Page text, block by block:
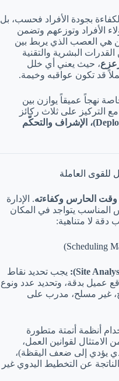
بجودة الأفراد فحسب، بل
الأفراد وتوزعهم وتضمن
هي العصب الذي يربط بين
القدرات البشرية والتقنية
، حيث يعني أي خلل
قد تكون عواقبه وخيمة.
نهجاً عميقاً يوازن بين
التركيز على ثلاث ركائز
التوزيع الأمثل للموارد (Deployment)، الإشراف والتحكّم
للقوى العاملة
وقت الحارس وكفاءته. الإدارة
المناسب يتواجد في المكان
دقة لا متناهية:
يجب تحديد نقاط
عميل بدقة، وتحديد عدد ونوع
غير مسلح، مدرب على
أنظمة أتمتة متطورة
الامتثال لقوانين العمل،
يؤدي إلى ضعف اليقظة)،
عن التخطيط اليدوي غير